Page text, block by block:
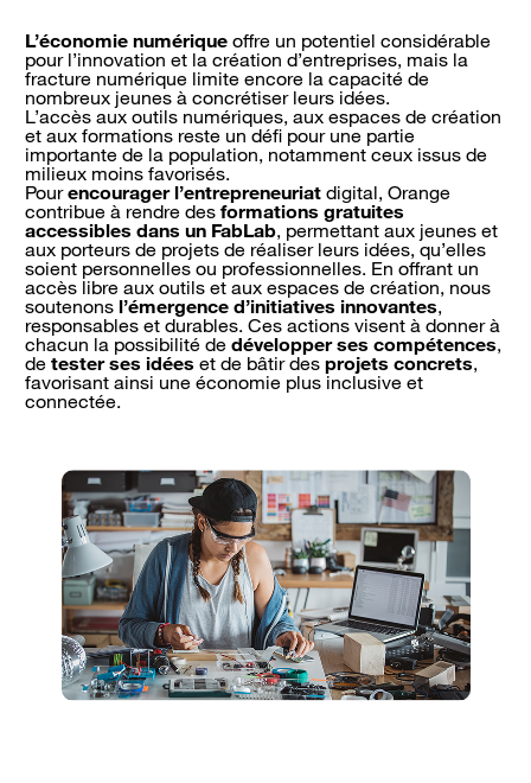
L’économie numérique offre un potentiel considérable
pour l’innovation et la création d’entreprises, mais la
fracture numérique limite encore la capacité de
nombreux jeunes à concrétiser leurs idées.
L’accès aux outils numériques, aux espaces de création
et aux formations reste un défi pour une partie
importante de la population, notamment ceux issus de
milieux moins favorisés.
Pourencourager l’entrepreneuriat digital, Orange
contribue à rendre des formations gratuites
accessibles dans un FabLab, permettant aux jeunes et
aux porteurs de projets de réaliser leurs idées, qu’elles
soient personnelles ou professionnelles. En offrant un
accès libre aux outils et aux espaces de création, nous
soutenons l’émergence d’initiatives innovantes,
responsables et durables. Ces actions visent à donner à
chacun la possibilité de développer ses compétences,
de tester ses idées et de bâtir des projets concrets,
favorisant ainsi une économie plus inclusive et
connectée.